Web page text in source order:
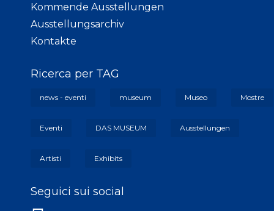
Kommende Ausstellungen
Ausstellungsarchiv
Kontakte
Ricerca per TAG
news - eventi museum Museo Mostre
Eventi DAS MUSEUM Ausstellungen
Artisti Exhibits
Seguici sui social